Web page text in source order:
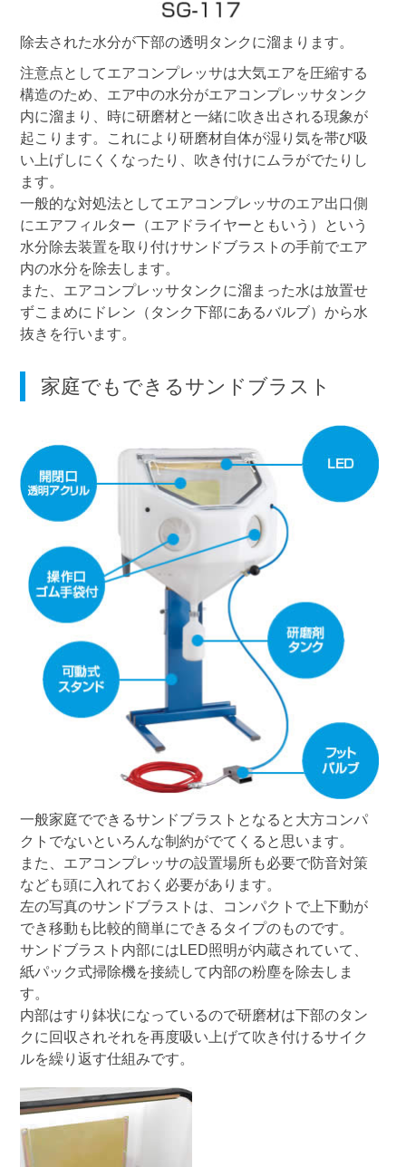
除去された水分が下部の透明タンクに溜まります。
注意点としてエアコンプレッサは大気エアを圧縮する
構造のため、エア中の水分がエアコンプレッサタンク
内に溜まり、時に研磨材と一緒に吹き出される現象が
起こります。これにより研磨材自体が湿り気を帯び吸
い上げしにくくなったり、吹き付けにムラがでたりし
ます。
一般的な対処法としてエアコンプレッサのエア出口側
にエアフィルター（エアドライヤーともいう）という
水分除去装置を取り付けサンドブラストの手前でエア
内の水分を除去します。
また、エアコンプレッサタンクに溜まった水は放置せ
ずこまめにドレン（タンク下部にあるバルブ）から水
抜きを行います。
家庭でもできるサンドブラスト
一般家庭でできるサンドブラストとなると大方コンパ
クトでないといろんな制約がでてくると思います。
また、エアコンプレッサの設置場所も必要で防音対策
なども頭に入れておく必要があります。
左の写真のサンドブラスト は、コンパクトで上下動が
でき移動も比較的簡単にできるタイプのものです。
サンドブラスト内部にはLED照明が内蔵されていて、
紙パック式掃除機を接続して内部の粉塵を除去しま
す。
内部はすり鉢状になっているので研磨材は下部のタン
クに回収されそれを再度吸い上げて吹き付けるサイク
ルを繰り返す仕組みです。